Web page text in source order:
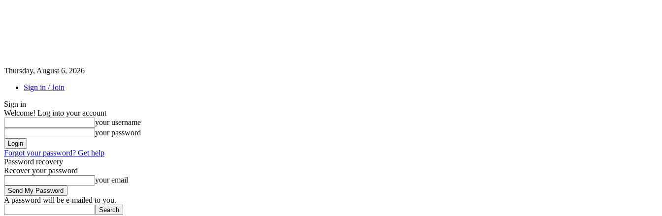
Thursday, August 6, 2026
Sign in / Join
Sign in
Welcome! Log into your account
your username
your password
Forgot your password? Get help
Password recovery
Recover your password
your email
A password will be e-mailed to you.